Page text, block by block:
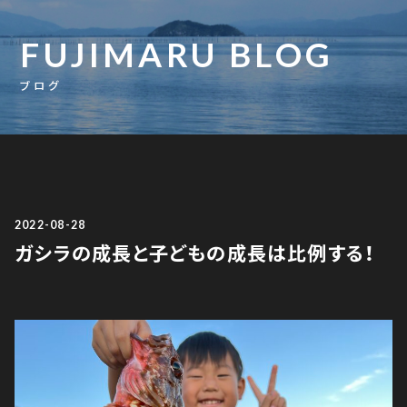
FUJIMARU BLOG
ブログ
2022-08-28
ガシラの成長と子どもの成長は比例する！